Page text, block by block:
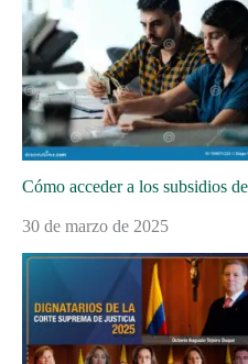
Cómo acceder a los subsidios
30 de marzo de 2025